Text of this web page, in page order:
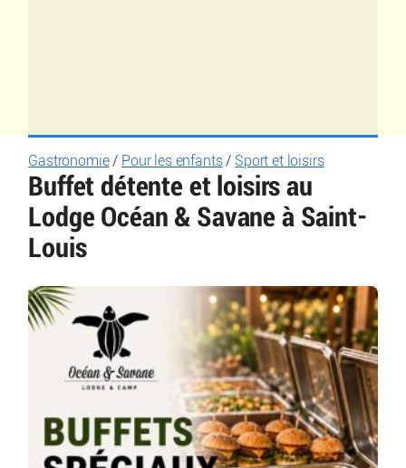
Gastronomie/ Pour les enfants/ Sport et loisirs
Buffet détente et loisirs au
Lodge Océan & Savane à Saint-
Louis